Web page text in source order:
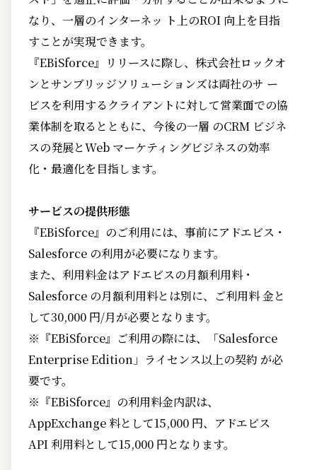
なり、一層のインターネッ ト上のROI 向上を目指
すことが実現できます。
『EBiSforce』リリースに際し、株式会社ロックオ
ンとサンブリッジソリューションズは両社のサ ー
ビスを利用するクライアントに対して営業面での協
業体制を取るとともに、今後の一層 のCRM ビジネ
スの発展とWeb マーケティングビジネスの効率
化・最適化を目指します。
サービスの提供形態
『EBiSforce』のご利用には、事前にアドエビス・
Salesforce の利用が必要になります。
また、利用料金はアドエビスの月額利用料・
Salesforce の月額利用料とは別に、ご利用料 金と
して30,000 円/月が必要となります。
※『EBiSforce』ご利用の際には、「Salesforce
Enterprise Edition」ライセンス以上の契約 が必
要です。
※『EBiSforce』の利用料金内訳は、
AppExchange 料として15,000 円、アドエビス
API 利用料として15,000 円となります。